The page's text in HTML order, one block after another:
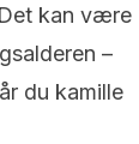
Det kan være
–
du kamille